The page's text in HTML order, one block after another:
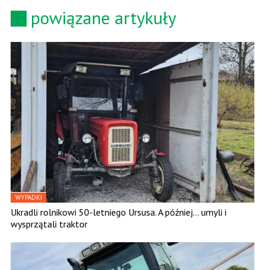
powiązane artykuły
WYPADKI
Ukradli rolnikowi 50-letniego Ursusa. A później… umyli i
wysprzątali traktor